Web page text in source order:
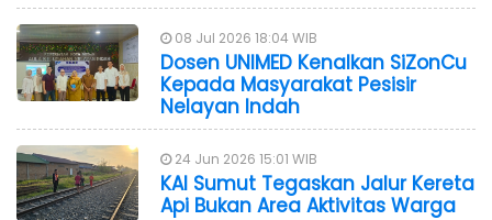
08 Jul 2026 18:04 WIB
Dosen UNIMED Kenalkan SiZonCu
Kepada Masyarakat Pesisir
Nelayan Indah
24 Jun 2026 15:01 WIB
KAI Sumut Tegaskan Jalur Kereta
Api Bukan Area Aktivitas Warga